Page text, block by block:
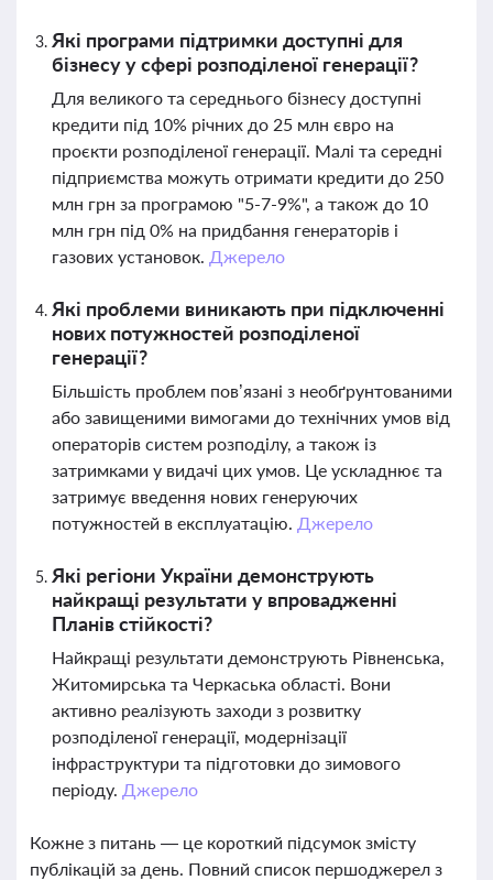
Які програми підтримки доступні для
бізнесу у сфері розподіленої генерації?
Для великого та середнього бізнесу доступні
кредити під 10% річних до 25 млн євро на
проєкти розподіленої генерації. Малі та середні
підприємства можуть отримати кредити до 250
млн грн за програмою "5-7-9%", а також до 10
млн грн під 0% на придбання генераторів і
газових установок. Джерело
Які проблеми виникають при підключенні
нових потужностей розподіленої
генерації?
Більшість проблем пов’язані з необґрунтованими
або завищеними вимогами до технічних умов від
операторів систем розподілу, а також із
затримками у видачі цих умов. Це ускладнює та
затримує введення нових генеруючих
потужностей в експлуатацію. Джерело
Які регіони України демонструють
найкращі результати у впровадженні
Планів стійкості?
Найкращі результати демонструють Рівненська,
Житомирська та Черкаська області. Вони
активно реалізують заходи з розвитку
розподіленої генерації, модернізації
інфраструктури та підготовки до зимового
періоду. Джерело
Кожне з питань — це короткий підсумок змісту
публікацій за день. Повний список першоджерел з